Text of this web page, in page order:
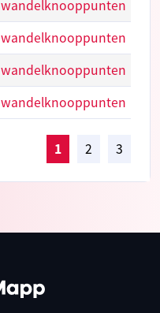
wandelknooppunten
wandelknooppunten
wandelknooppunten
wandelknooppunten
1 2 3